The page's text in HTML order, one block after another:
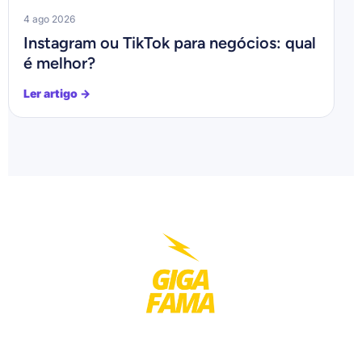
4 ago 2026
Instagram ou TikTok para negócios: qual
é melhor?
Ler artigo →